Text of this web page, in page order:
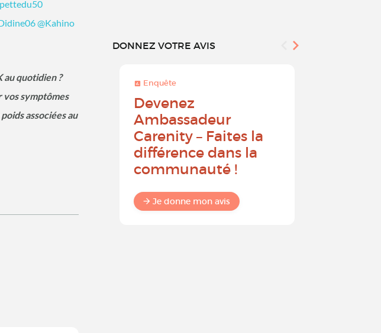
@Kahino
au quotidien ?
vos symptômes
associées au
DONNEZ VOTRE AVIS
Enquête
Devenez
Ambassadeur
Carenity – Faites la
différence dans la
communauté !
Je donne mon avis